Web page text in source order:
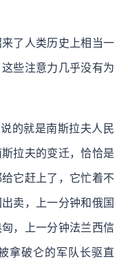
了人类历史上相当一
些注意力几乎没有为
说的就是南斯拉夫人民
拉夫的变迁，恰恰是
它赶上了，它忙着不
卖，上一分钟和俄国
，上一分钟法兰西信
拿破仑的军队长驱直